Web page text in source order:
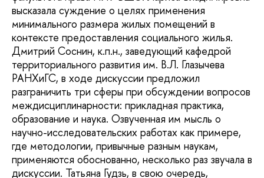
высказала суждение о целях применения
минимального размера жилых помещений в
контексте предоставления социального жилья.
Дмитрий Соснин, к.п.н., заведующий кафедрой
территориального развития им. В.Л. Глазычева
РАНХиГС, в ходе дискуссии предложил
разграничить три сферы при обсуждении вопросов
междисциплинарности: прикладная практика,
образование и наука. Озвученная им мысль о
научно-исследовательских работах как примере,
где методологии, привычные разным наукам,
применяются обоснованно, несколько раз звучала в
дискуссии. Татьяна Гудзь, в свою очередь,